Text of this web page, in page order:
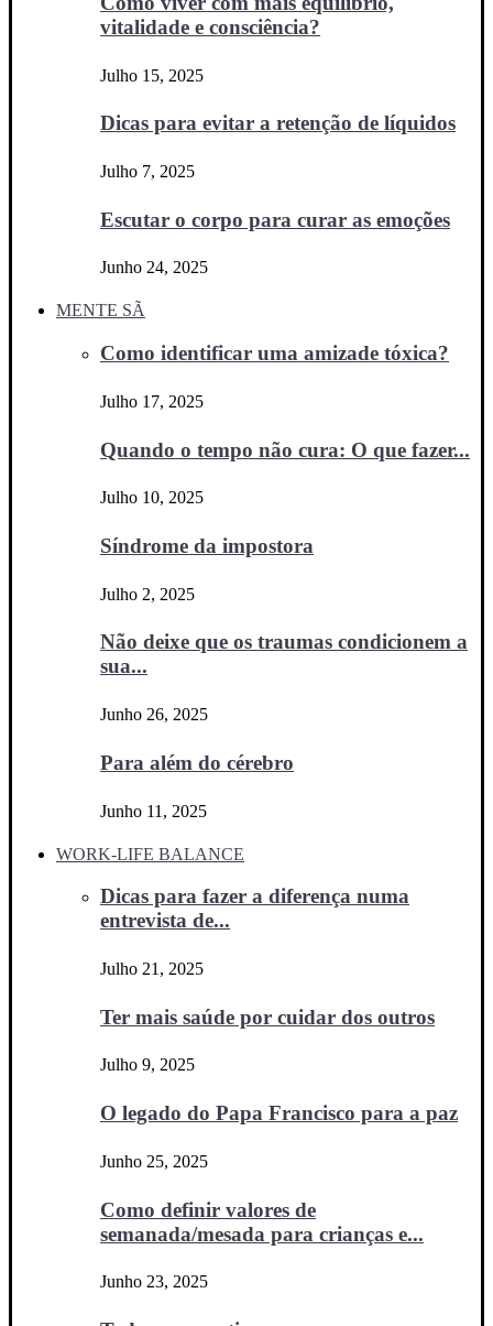
vitalidade e consciência?
Julho 15, 2025
Dicas para evitar a retenção de líquidos
Julho 7, 2025
Escutar o corpo para curar as emoções
Junho 24, 2025
MENTE SÃ
Como identificar uma amizade tóxica?
Julho 17, 2025
Quando o tempo não cura: O que fazer...
Julho 10, 2025
Síndrome da impostora
Julho 2, 2025
Não deixe que os traumas condicionem a
sua...
Junho 26, 2025
Para além do cérebro
Junho 11, 2025
WORK-LIFE BALANCE
Dicas para fazer a diferença numa
entrevista de...
Julho 21, 2025
Ter mais saúde por cuidar dos outros
Julho 9, 2025
O legado do Papa Francisco para a paz
Junho 25, 2025
Como definir valores de
semanada/mesada para crianças e...
Junho 23, 2025